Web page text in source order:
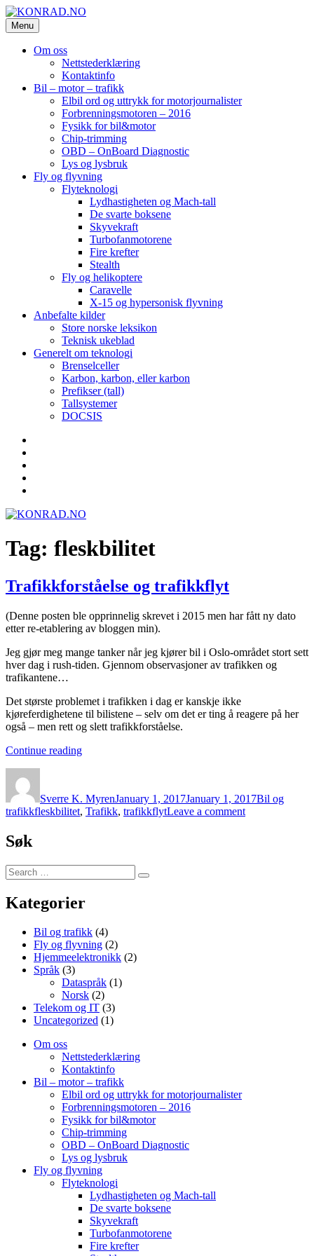
Skip
to
content
KONRAD.NO
konrad-web – konrad-blogg – Konrad AS
Menu
Om oss
Nettstederklæring
Kontaktinfo
Bil – motor – trafikk
Elbil ord og uttrykk for motorjournalister
Forbrenningsmotoren – 2016
Fysikk for bil&motor
Chip-trimming
OBD – OnBoard Diagnostic
Lys og lysbruk
Fly og flyvning
Flyteknologi
Lydhastigheten og Mach-tall
De svarte boksene
Skyvekraft
Turbofanmotorene
Fire krefter
Stealth
Fly og helikoptere
Caravelle
X-15 og hypersonisk flyvning
Anbefalte kilder
Store norske leksikon
Teknisk ukeblad
Generelt om teknologi
Brenselceller
Karbon, karbon, eller karbon
Prefikser (tall)
Tallsystemer
DOCSIS
Tag: fleskbilitet
Trafikkforståelse og trafikkflyt
(Denne posten ble opprinnelig skrevet i 2015 men har fått ny dato
etter re-etablering av bloggen min).
Jeg gjør meg mange tanker når jeg kjører bil i Oslo-området stort sett
hver dag i rush-tiden. Gjennom observasjoner av trafikken og
trafikantene…
Det største problemet i trafikken i dag er kanskje ikke
kjøreferdighetene til bilistene – selv om det er ting å reagere på her
også – men rett og slett trafikkforståelse.
Continue reading“Trafikkforståelse
Sverre K. MyrenJanuary 1, 2017January 1, 2017Bil og
trafikkTags
fleskbilitet, Trafikk, trafikkflytLeave a commenton
Søk
Search
for:
Search
Kategorier
Bil og trafikk (4)
Fly og flyvning (2)
Hjemmeelektronikk (2)
Språk (3)
Dataspråk (1)
Norsk (2)
Telekom og IT (3)
Uncategorized (1)
Om oss
Nettstederklæring
Kontaktinfo
Bil – motor – trafikk
Elbil ord og uttrykk for motorjournalister
Forbrenningsmotoren – 2016
Fysikk for bil&motor
Chip-trimming
OBD – OnBoard Diagnostic
Lys og lysbruk
Fly og flyvning
Flyteknologi
Lydhastigheten og Mach-tall
De svarte boksene
Skyvekraft
Turbofanmotorene
Fire krefter